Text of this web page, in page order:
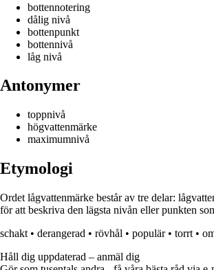
bottennotering
dålig nivå
bottenpunkt
bottennivå
låg nivå
Antonymer
toppnivå
högvattenmärke
maximumnivå
Etymologi
Ordet lågvattenmärke består av tre delar:
för att beskriva den lägsta nivån eller punkten
schakt • derangerad • rövhål • populär• torrt •
Håll dig uppdaterad – anmäl dig